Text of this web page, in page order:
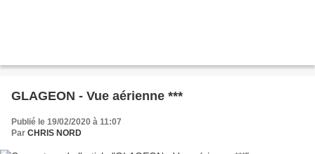
GLAGEON - Vue aérienne ***
Publié le 19/02/2020 à 11:07
Par CHRIS NORD